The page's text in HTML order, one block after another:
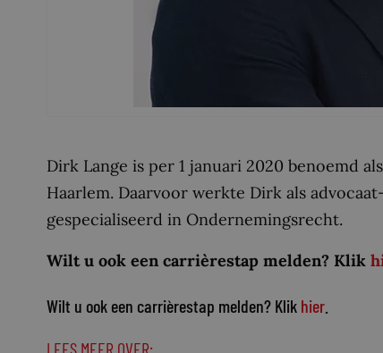
Dirk Lange is per 1 januari 2020 benoemd
Haarlem. Daarvoor werkte Dirk als
gespecialiseerd in Ondernemingsrecht.
Wilt u ook een carrièrestap melden? Klik
Wilt u ook een carrièrestap melden? Klik hier